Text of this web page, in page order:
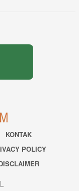
KONTAK
POLICY